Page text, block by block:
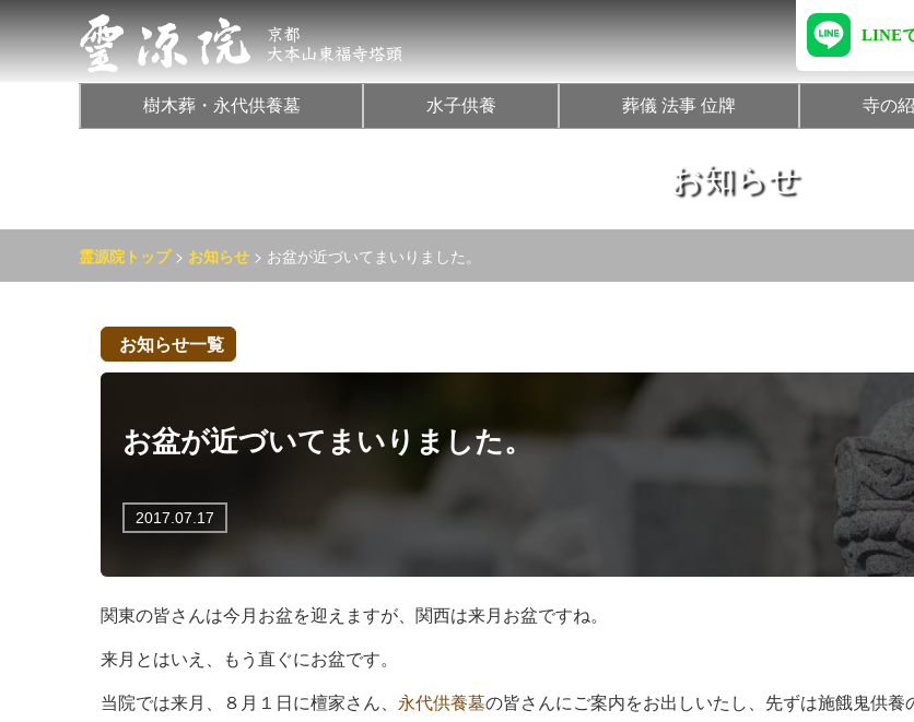
LINE
樹木葬・永代供養墓 水子供養 葬儀 法事 位牌 寺の
お知らせ
霊源院トップ> お知らせ > お盆が近づいてまいりました。
お知らせ一覧
お盆が近づいてまいりました。
2017.07.17
関東の皆さんは今月お盆を迎えますが、関西は来月お盆ですね。
来月とはいえ、もう直ぐにお盆です。
当院では来月、８月１日に檀家さん、 永代供養墓の皆さんにご案内をお出しいたし、先ずは施餓鬼供養